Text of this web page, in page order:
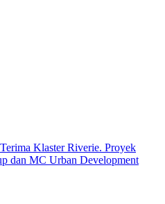
Klaster Riverie. Proyek
dan MC Urban Development